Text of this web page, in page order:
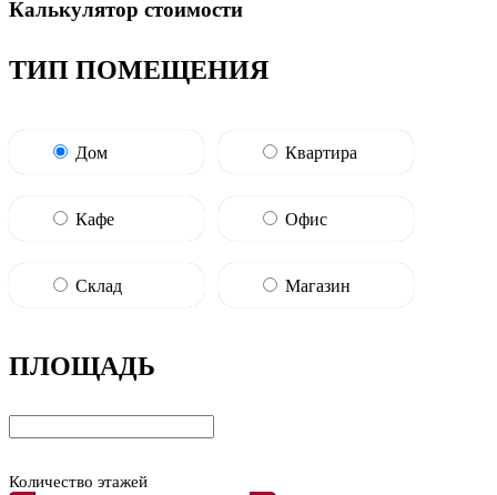
Калькулятор стоимости
ТИП ПОМЕЩЕНИЯ
Дом Квартира
Кафе Офис
Склад Магазин
ПЛОЩАДЬ
Количество этажей